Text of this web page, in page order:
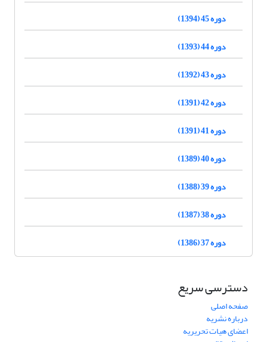
دوره 45 (1394)
دوره 44 (1393)
دوره 43 (1392)
دوره 42 (1391)
دوره 41 (1391)
دوره 40 (1389)
دوره 39 (1388)
دوره 38 (1387)
دوره 37 (1386)
دسترسی سریع
صفحه اصلی
درباره نشریه
اعضای هیات تحریریه